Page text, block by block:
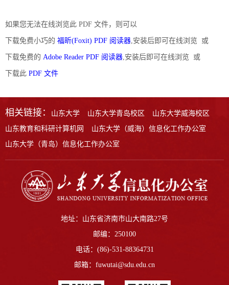
如果您无法在线浏览此 PDF 文件，则可以
下载免费小巧的 福昕(Foxit) PDF 阅读器 ,安装后即可在线浏览 或
下载免费的 Adobe Reader PDF 阅读器 ,安装后即可在线浏览 或
下载此 PDF 文件
相关链接： 山东大学 山东大学青岛校区
山东大学威海校区
山东教育和科研计算机网
山东大学（威海）信息化工作办公室
山东大学（青岛）信息化工作办公室
地址：山东省济南市山大南路27号
邮编：250100
电话：(86)-531-88364731
邮箱：fuwutai@sdu.edu.cn